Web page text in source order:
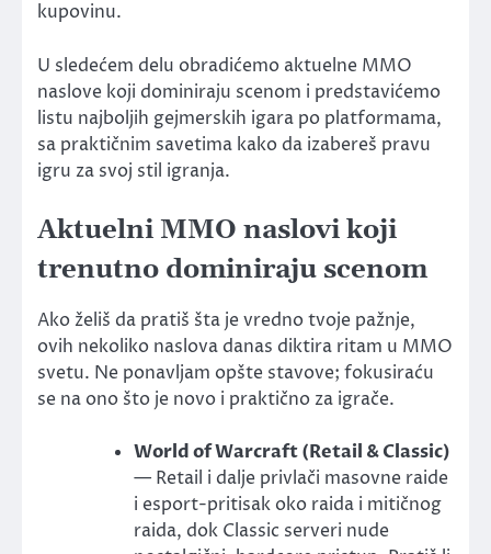
kupovinu.
U sledećem delu obradićemo aktuelne MMO
naslove koji dominiraju scenom i predstavićemo
listu najboljih gejmerskih igara po platformama,
sa praktičnim savetima kako da izabereš pravu
igru za svoj stil igranja.
Aktuelni MMO naslovi koji
trenutno dominiraju scenom
Ako želiš da pratiš šta je vredno tvoje pažnje,
ovih nekoliko naslova danas diktira ritam u MMO
svetu. Ne ponavljam opšte stavove; fokusiraću
se na ono što je novo i praktično za igrače.
World of Warcraft (Retail & Classic)
— Retail i dalje privlači masovne raide
i esport-pritisak oko raida i mitičnog
raida, dok Classic serveri nude